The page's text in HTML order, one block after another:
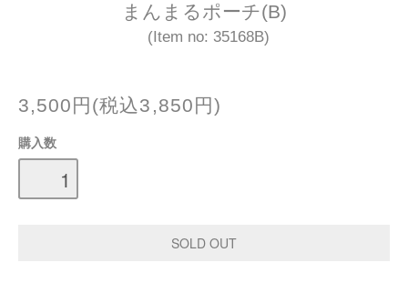
まんまるポーチ(B)
(Item no: 35168B)
3,500円(税込3,850円)
購入数